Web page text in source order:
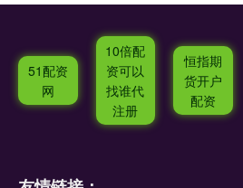
51配资
网
10倍配
资可以
找谁代
注册
恒指期
货开户
配资